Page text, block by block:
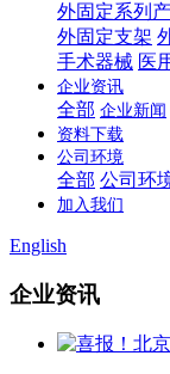
外固定系列
外固定支架
手术器械 医
企业资讯
全部 企业新闻
资料下载
公司环境
全部 公司环
加入我们
English
企业资讯